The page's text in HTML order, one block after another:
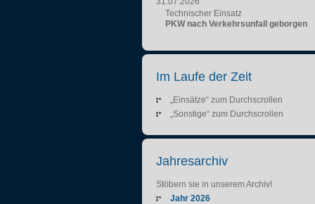
Technischer Einsatz
PKW nach Verkehrsunfall geborgen
Im Laufe der Zeit
„Einsätze“ zum Durchscrollen
„Sonstige“ zum Durchscrollen
Jahresarchiv
Stöbern sie in unserem Archiv!
Jahr 2026